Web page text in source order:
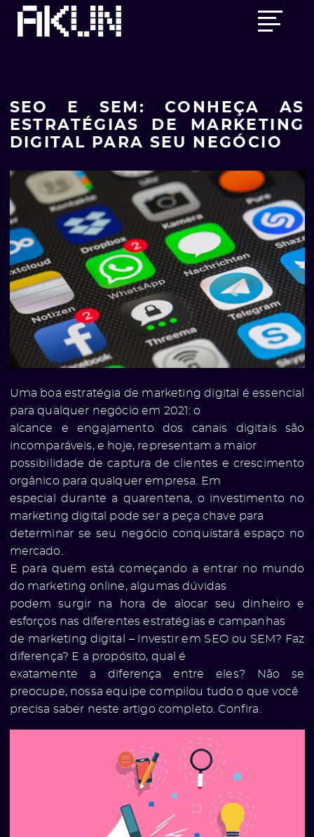
Main
Skip
SEO E SEM: CONHEÇA AS
ESTRATÉGIAS DE MARKETING
DIGITAL PARA SEU NEGÓCIO
Uma boa estratégia de marketing digital é essencial
para qualquer negócio em 2021: o
alcance e engajamento dos canais digitais são
incomparáveis, e hoje, representam a maior
possibilidade de captura de clientes e crescimento
orgânico para qualquer empresa. Em
especial durante a quarentena, o investimento no
marketing digital pode ser a peça chave para
determinar se seu negócio conquistará espaço no
mercado.
E para quem está começando a entrar no mundo
do marketing online, algumas dúvidas
podem surgir na hora de alocar seu dinheiro e
esforços nas diferentes estratégias e campanhas
de marketing digital – investir em SEO ou SEM? Faz
diferença? E a propósito, qual é
exatamente a diferença entre eles? Não se
preocupe, nossa equipe compilou tudo o que você
precisa saber neste artigo completo. Confira.